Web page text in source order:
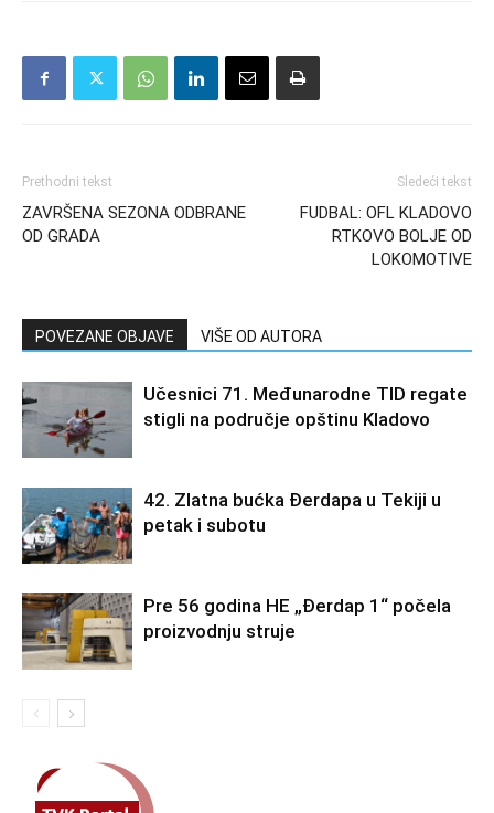
Prethodni tekst
ZAVRŠENA SEZONA ODBRANE
OD GRADA
Sledeći tekst
FUDBAL: OFL KLADOVO
RTKOVO BOLJE OD
LOKOMOTIVE
POVEZANE OBJAVE VIŠE OD AUTORA
Učesnici 71. Međunarodne TID regate
stigli na područje opštinu Kladovo
42. Zlatna bućka Đerdapa u Tekiji u
petak i subotu
Pre 56 godina HE „Đerdap 1“ počela
proizvodnju struje